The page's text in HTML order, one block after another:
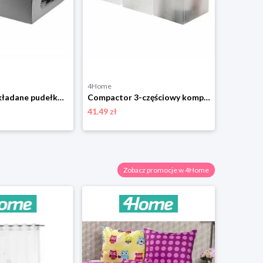
Compactor Składane pudełko kartonowe do przechowywania z PVC 58 x 48 x 16 cm, szary
4Home
Compactor 3-częściowy komplet organizerów Optimo, 30 x15,5 x 8 cm
41.49 zł
Zobacz promocje w 4Home